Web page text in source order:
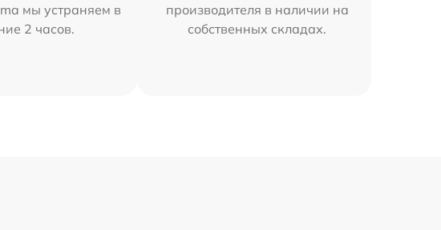
мы устраняем в
2 часов.
производителя в наличии на
собственных складах.